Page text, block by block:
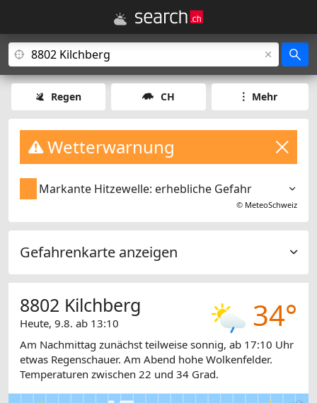
Regen CH Mehr
Wetterwarnung
Markante Hitzewelle: erhebliche Gefahr
© MeteoSchweiz
Gefahrenkarte anzeigen
34°
8802 Kilchberg
Heute, 9.8. ab 13:10
Am Nachmittag zunächst teilweise sonnig, ab 17:10 Uhr
etwas Regenschauer. Am Abend hohe Wolkenfelder.
Temperaturen zwischen 22 und 34 Grad.